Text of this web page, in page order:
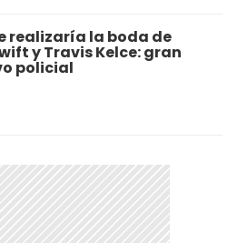
realizaría la boda de
y Travis Kelce: gran
policial